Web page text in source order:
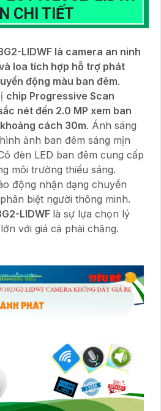
CHI TIẾT
LIDWF là camera an ninh
loa tích hợp hỗ trợ phát
động màu ban đêm.
chip Progressive Scan
nét đến 2.0 MP xem ban
cách 30m. Ánh sáng
ảnh ban đêm sáng mịn
đèn LED ban đêm cung cấp
môi trường thiếu sáng.
động nhận dạng chuyển
biệt người thông minh.
LIDWF là sự lựa chọn lý
với giá cả phải chăng.